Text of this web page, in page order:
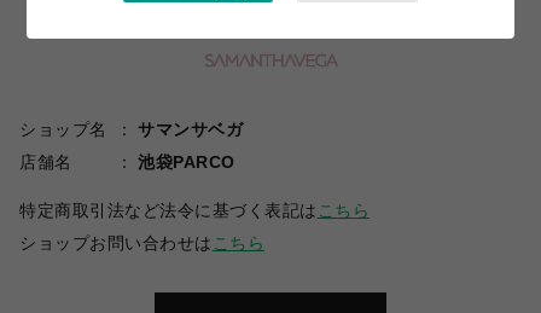
ショップ名
サマンサベガ
店舗名
池袋PARCO
特定商取引法など法令に基づく表記は こちら
ショップお問い合わせは こちら